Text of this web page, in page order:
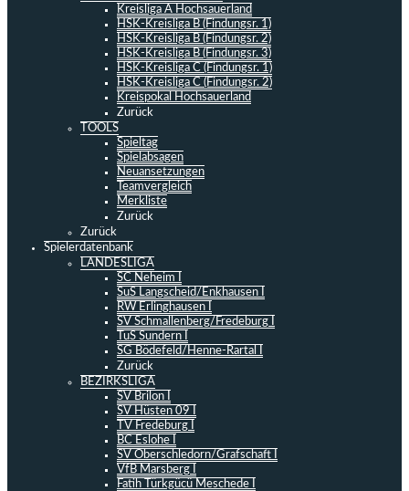
Kreisliga A Hochsauerland
HSK-Kreisliga B (Findungsr. 1)
HSK-Kreisliga B (Findungsr. 2)
HSK-Kreisliga B (Findungsr. 3)
HSK-Kreisliga C (Findungsr. 1)
HSK-Kreisliga C (Findungsr. 2)
Kreispokal Hochsauerland
Zurück
TOOLS
Spieltag
Spielabsagen
Neuansetzungen
Teamvergleich
Merkliste
Zurück
Zurück
Spielerdatenbank
LANDESLIGA
SC Neheim I
SuS Langscheid/Enkhausen I
RW Erlinghausen I
SV Schmallenberg/Fredeburg I
TuS Sundern I
SG Bödefeld/Henne-Rartal I
Zurück
BEZIRKSLIGA
SV Brilon I
SV Hüsten 09 I
TV Fredeburg I
BC Eslohe I
SV Oberschledorn/Grafschaft I
VfB Marsberg I
Fatih Türkgücü Meschede I